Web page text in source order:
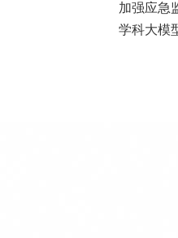
加强应急
学科大模